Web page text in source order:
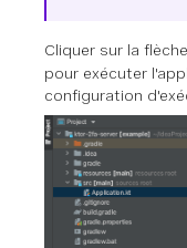
Cliquer sur la
pour exécuter
configuration